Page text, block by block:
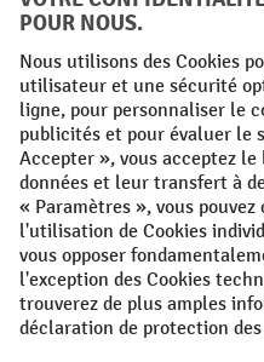
Conditions générales
Protection des Données
All prices excl. VAT plusshipping
if not stated otherwise.
¹ La remise est valable jusqu'à
s'applique pas aux prix spéciaux.
avec d'autres réductions en
réduction sera accordée une
à la newsletter. Le code de